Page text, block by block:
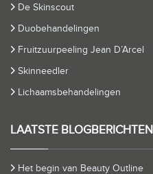
De Skinscout
Duobehandelingen
Fruitzuurpeeling Jean D’Arcel
Skinneedler
Lichaamsbehandelingen
LAATSTE BLOGBERICHTEN
Het begin van Beauty Outline